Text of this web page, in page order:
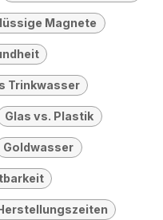
Magnete
Trinkwasser
Glas vs. Plastik
Goldwasser